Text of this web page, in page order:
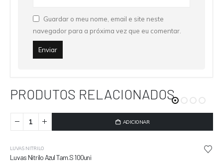
Guardar o meu nome, email e site neste
navegador para a próxima vez que eu comentar.
PRODUTOS RELACIONADOS
ADICIONAR
LUVAS NITRILO
Luvas Nitrilo Azul Tam.S 100uni